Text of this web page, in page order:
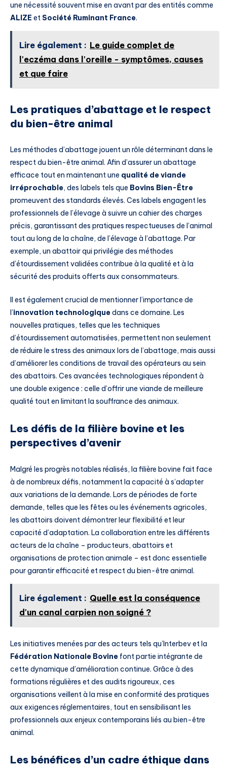
une nécessité souvent mise en avant par des entités comme
ALIZE et Société Ruminant France.
Lire également : Le guide complet de
l'eczéma dans l'oreille - symptômes, causes
et que faire
Les pratiques d’abattage et le respect
du bien-être animal
Les méthodes d’abattage jouent un rôle déterminant dans le
respect du bien-être animal. Afin d’assurer un abattage
efficace tout en maintenant une qualité de viande
irréprochable, des labels tels que Bovins Bien-Être
promeuvent des standards élevés. Ces labels engagent les
professionnels de l’élevage à suivre un cahier des charges
précis, garantissant des pratiques respectueuses de l’animal
tout au long de la chaîne, de l’élevage à l’abattage. Par
exemple, un abattoir qui privilégie des méthodes
d’étourdissement validées contribue à la qualité et à la
sécurité des produits offerts aux consommateurs.
Il est également crucial de mentionner l’importance de
l’innovation technologiquedans ce domaine. Les
nouvelles pratiques, telles que les techniques
d’étourdissement automatisées, permettent non seulement
de réduire le stress des animaux lors de l’abattage, mais aussi
d’améliorer les conditions de travail des opérateurs au sein
des abattoirs. Ces avancées technologiques répondent à
une double exigence : celle d’offrir une viande de meilleure
qualité tout en limitant la souffrance des animaux.
Les défis de la filière bovine et les
perspectives d’avenir
Malgré les progrès notables réalisés, la filière bovine fait face
à de nombreux défis, notamment la capacité à s’adapter
aux variations de la demande. Lors de périodes de forte
demande, telles que les fêtes ou les événements agricoles,
les abattoirs doivent démontrer leur flexibilité et leur
capacité d’adaptation. La collaboration entre les différents
acteurs de la chaîne – producteurs, abattoirs et
organisations de protection animale – est donc essentielle
pour garantir efficacité et respect du bien-être animal.
Lire également : Quelle est la conséquence
d'un canal carpien non soigné ?
Les initiatives menées par des acteurs tels qu’Interbev et la
Fédération Nationale Bovine font partie intégrante de
cette dynamique d’amélioration continue. Grâce à des
formations régulières et des audits rigoureux, ces
organisations veillent à la mise en conformité des pratiques
aux exigences réglementaires, tout en sensibilisant les
professionnels aux enjeux contemporains liés au bien-être
animal.
Les bénéfices d’un cadre éthique dans